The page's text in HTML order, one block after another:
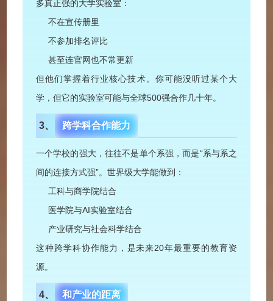
多真正强的大学实验室：
不在宣传册里
不参加排名评比
甚至连官网也不常更新
但他们掌握着行业核心技术。你可能没听过某个大
学，但它的实验室可能与全球500强合作几十年。
3、 跨学科合作能力
一个学校的强大，往往不是单个系强，而是“系与系之
间的连接方式强”。世界级大学能做到：
工科与商学院结合
医学院与AI实验室结合
产业研究与社会科学结合
这种跨学科协作能力，是未来20年最重要的教育资
源。
4、 和产业的距离